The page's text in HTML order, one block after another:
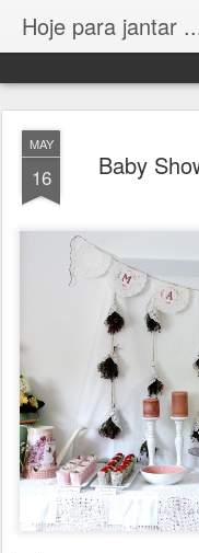
Hoje para jantar
MAY
16 Baby